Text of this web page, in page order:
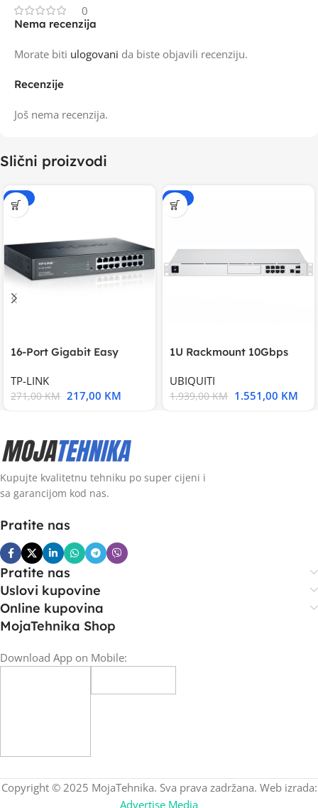
0
Recenzije
Još nema recenzija.
Nema recenzija
Morate biti ulogovani da biste objavili recenziju.
Slični proizvodi
-20%
16-Port Gigabit Easy
TP-LINK
271,00KM 217,00 KM
-20%
1U Rackmount 10Gbps
UBIQUITI
1.939,00KM 1.551,00 KM
Kupujte kvalitetnu tehniku po super cijeni i
sa garancijom kod nas.
Pratite nas
Pratite nas
Uslovi kupovine
Online kupovina
MojaTehnika Shop
Download App on Mobile:
Copyright © 2025 MojaTehnika. Sva prava zadržana. Web izrada:
Advertise Media